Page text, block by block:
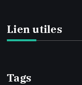
Lien utiles
Tags